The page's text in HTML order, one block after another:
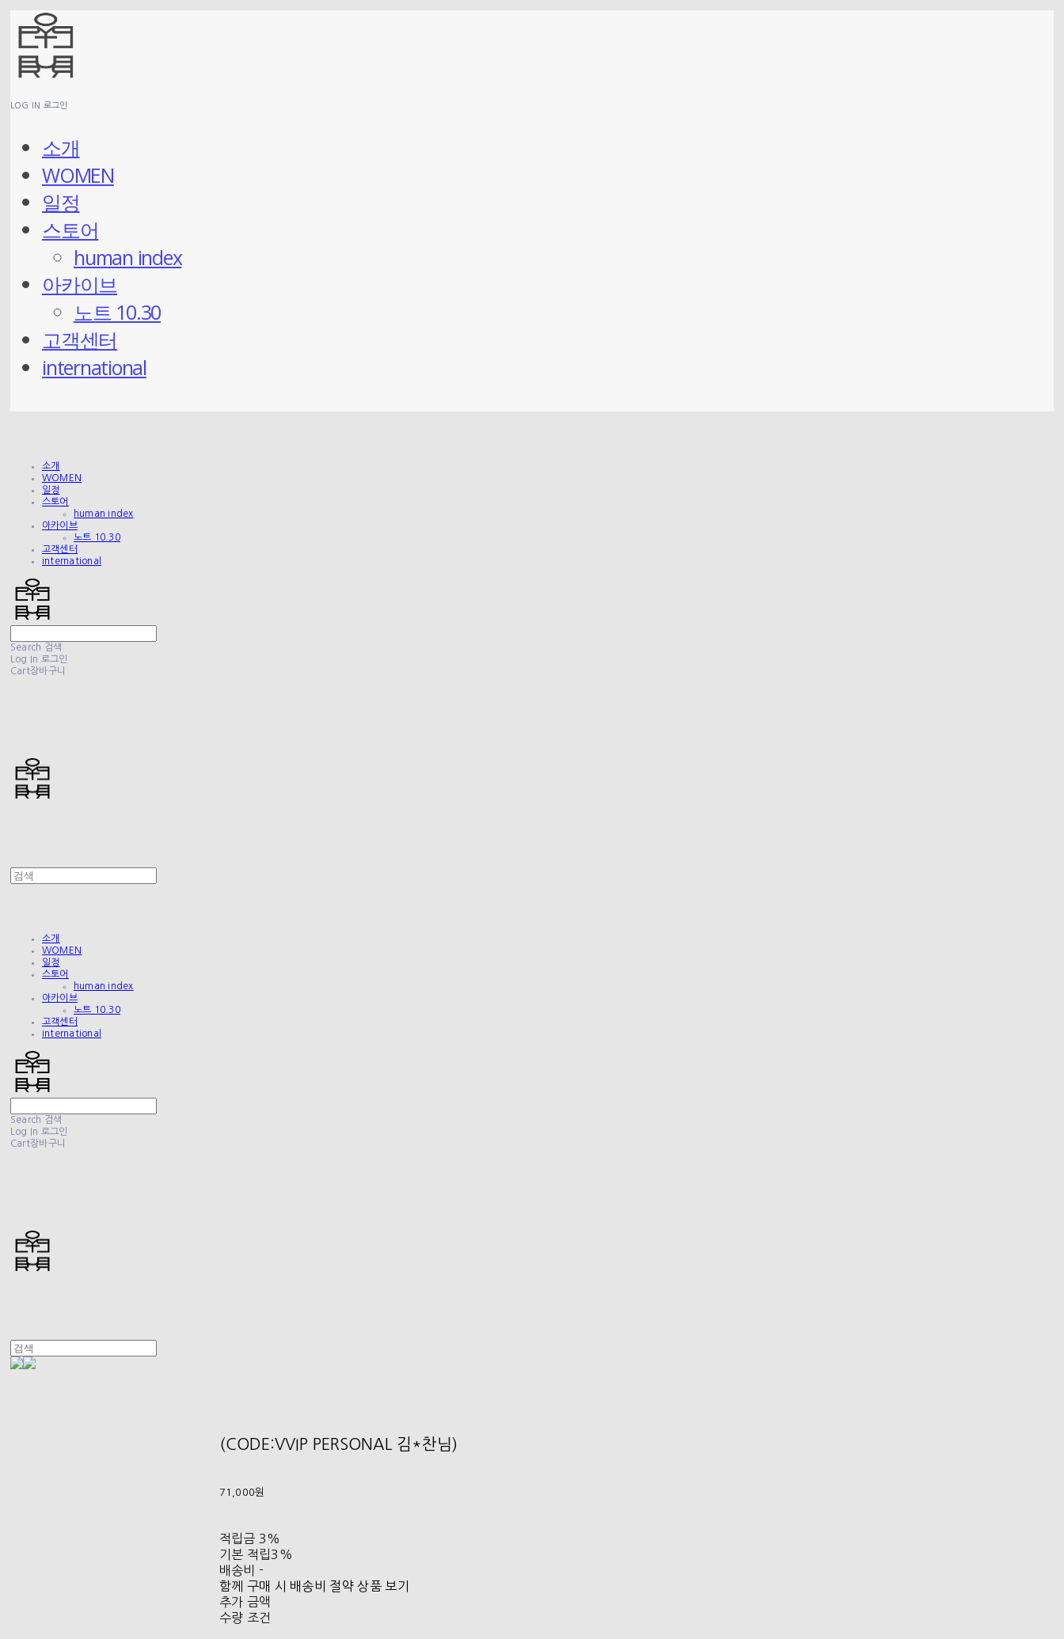
LOG IN 로그인
소개
WOMEN
일정
스토어
human index
아카이브
노트 10.30
고객센터
international
소개
WOMEN
일정
스토어
human index
아카이브
노트 10.30
고객센터
international
Search 검색
Log In 로그인
Cart장바구니
소개
WOMEN
일정
스토어
human index
아카이브
노트 10.30
고객센터
international
Search 검색
Log In 로그인
Cart장바구니
(CODE:VVIP PERSONAL 김*찬님)
71,000원
적립금 3%
기본 적립3%
배송비 -
함께 구매 시 배송비 절약 상품 보기
추가 금액
수량 조건